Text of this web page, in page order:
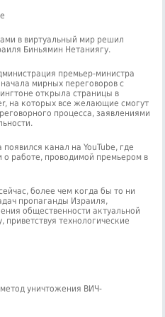
в виртуальный мир решил
Биньямин Нетаниягу.
премьер-министра
мирных переговоров с
открыла страницы в
на которых все желающие смогут
процесса, заявлениями
канал на YouTube, где
о работе, проводимой премьером в
более чем когда бы то ни
пропаганды Израиля,
общественности актуальной
технологические
уничтожения ВИЧ-